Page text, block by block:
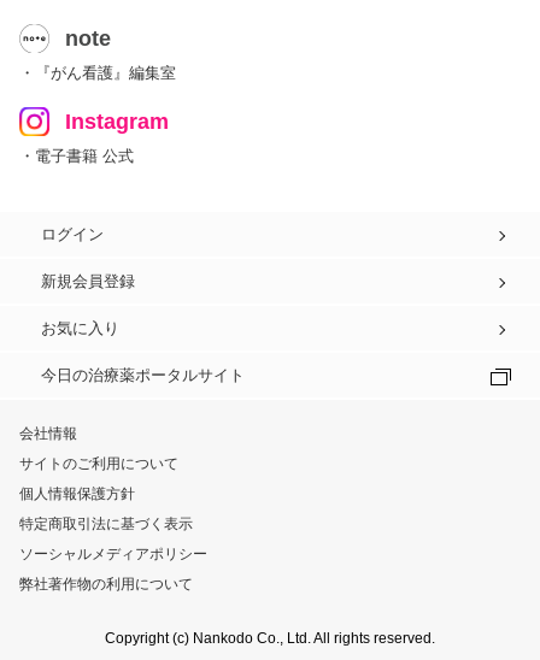
note
・『がん看護』編集室
Instagram
・電子書籍 公式
ログイン
新規会員登録
お気に入り
今日の治療薬ポータルサイト
会社情報
サイトのご利用について
個人情報保護方針
特定商取引法に基づく表示
ソーシャルメディアポリシー
弊社著作物の利用について
Copyright (c) Nankodo Co., Ltd. All rights reserved.